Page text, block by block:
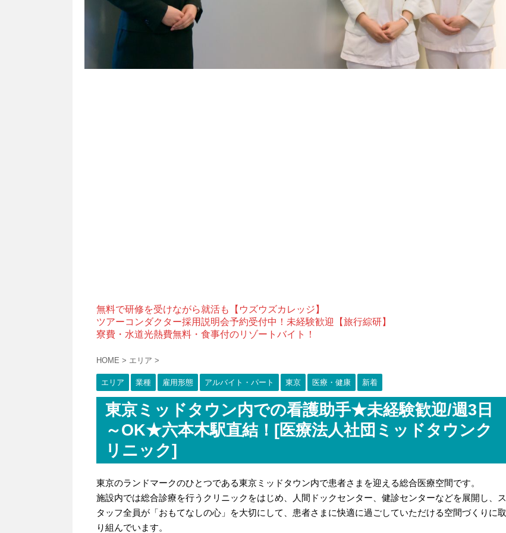
無料で研修を受けながら就活も【ウズウズカレッジ】
ツアーコンダクター採用説明会予約受付中！未経験歓迎【旅行綜研】
寮費・水道光熱費無料・食事付のリゾートバイト！
HOME > エリア >
エリア 業種 雇用形態 アルバイト・パート 東京 医療・健康 新着
東京ミッドタウン内での看護助手★未経験歓迎/週3日
～OK★六本木駅直結！[医療法人社団ミッドタウンク
リニック]
東京のランドマークのひとつである東京ミッドタウン内で患者さまを迎える総合医療空間です。
施設内では総合診療を行うクリニックをはじめ、人間ドックセンター、健診センターなどを展開し、ス
タッフ全員が「おもてなしの心」を大切にして、患者さまに快適に過ごしていただける空間づくりに取
り組んでいます。